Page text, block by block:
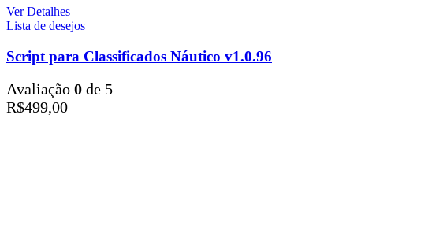
Ver Detalhes
Lista de desejos
Script para Classificados Náutico v1.0.96
Avaliação 0 de 5
R$499,00